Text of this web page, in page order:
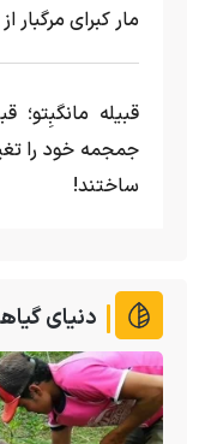
مار کبرای مرگبار
قبیله
جمجمه خود را
ساختند!
دنیای